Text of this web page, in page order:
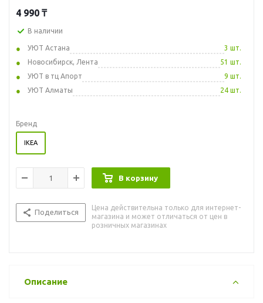
4 990 ₸
В наличии
УЮТ Астана
3 шт.
Новосибирск, Лента
51 шт.
УЮТ в тц Апорт
9 шт.
УЮТ Алматы
24 шт.
Бренд
IKEA
В корзину
Поделиться
Цена действительна только для интернет-
магазина и может отличаться от цен в
розничных магазинах
Описание